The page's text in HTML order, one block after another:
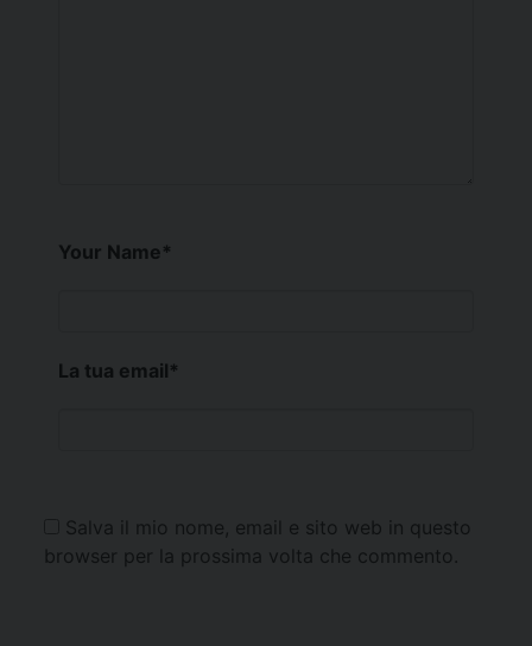
Your Name*
La tua email*
Salva il mio nome, email e sito web in questo
browser per la prossima volta che commento.